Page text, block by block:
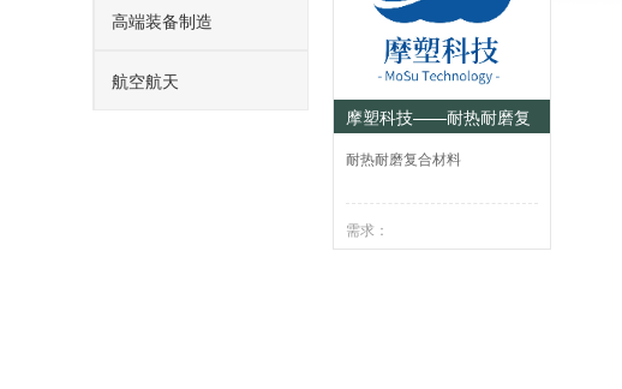
高端装备制造
航空航天
摩塑科技——耐热耐磨复
合材料引领者
耐热耐磨复合材料
需求：